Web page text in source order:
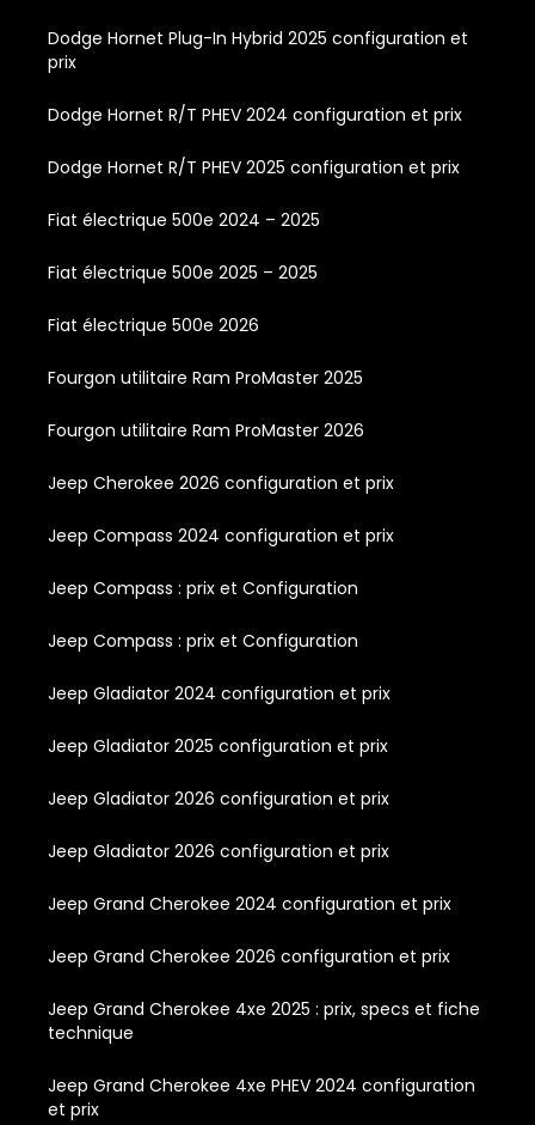
Dodge Hornet Plug-In Hybrid 2025 configuration et
prix
Dodge Hornet R/T PHEV 2024 configuration et prix
Dodge Hornet R/T PHEV 2025 configuration et prix
Fiat électrique 500e 2024 – 2025
Fiat électrique 500e 2025 – 2025
Fiat électrique 500e 2026
Fourgon utilitaire Ram ProMaster 2025
Fourgon utilitaire Ram ProMaster 2026
Jeep Cherokee 2026 configuration et prix
Jeep Compass 2024 configuration et prix
Jeep Compass : prix et Configuration
Jeep Compass : prix et Configuration
Jeep Gladiator 2024 configuration et prix
Jeep Gladiator 2025 configuration et prix
Jeep Gladiator 2026 configuration et prix
Jeep Gladiator 2026 configuration et prix
Jeep Grand Cherokee 2024 configuration et prix
Jeep Grand Cherokee 2026 configuration et prix
Jeep Grand Cherokee 4xe 2025 : prix, specs et fiche
technique
Jeep Grand Cherokee 4xe PHEV 2024 configuration
et prix